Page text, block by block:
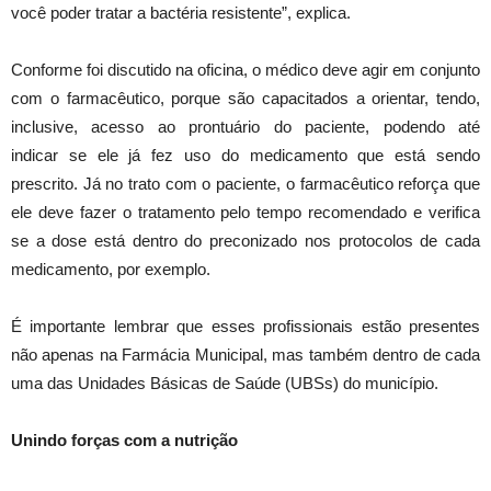
você poder tratar a bactéria resistente”, explica.
Conforme foi discutido na oficina, o médico deve agir em conjunto
com o farmacêutico, porque são capacitados a orientar, tendo,
inclusive, acesso ao prontuário do paciente, podendo até
indicar se ele já fez uso do medicamento que está sendo
prescrito. Já no trato com o paciente, o farmacêutico reforça que
ele deve fazer o tratamento pelo tempo recomendado e verifica
se a dose está dentro do preconizado nos protocolos de cada
medicamento, por exemplo.
É importante lembrar que esses profissionais estão presentes
não apenas na Farmácia Municipal, mas também dentro de cada
uma das Unidades Básicas de Saúde (UBSs) do município.
Unindo forças com a nutrição